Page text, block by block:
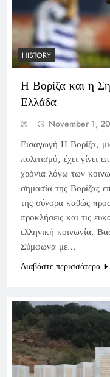
HISTORY
Η Βορίζα και η
Ελλάδα
November 1,
Εισαγωγή Η Βορίζα,
πολιτισμό, έχει γίνει
χρόνια λόγω των
σημασία της Βορίζας
της σύνορα καθώς
προκλήσεις και τις
ελληνική κοινωνία.
Σύμφωνα με…
Διαβάστε περισσότερα